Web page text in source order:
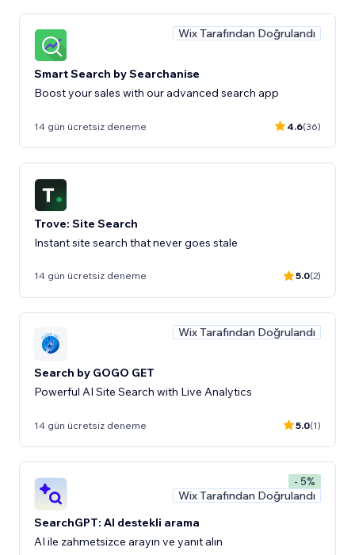
Wix Tarafından Doğrulandı
Smart Search by Searchanise
Boost your sales with our advanced search app
14 gün ücretsiz deneme 4.6(36)
Trove: Site Search
Instant site search that never goes stale
14 gün ücretsiz deneme 5.0(2)
Wix Tarafından Doğrulandı
Search by GOGO GET
Powerful AI Site Search with Live Analytics
14 gün ücretsiz deneme 5.0(1)
- 5%
Wix Tarafından Doğrulandı
SearchGPT: AI destekli arama
AI ile zahmetsizce arayın ve yanıt alın